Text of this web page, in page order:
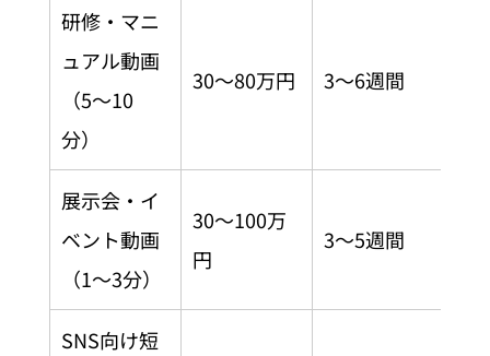
研修・マニ
ュアル動画
（5〜10
分）
30〜80万円 3〜6週間
展示会・イ
ベント動画
（1〜3分）
30〜100万
円
3〜5週間
SNS向け短